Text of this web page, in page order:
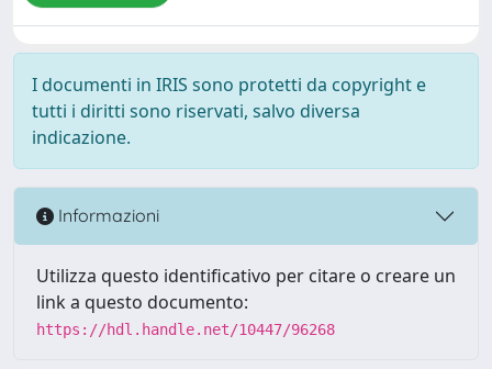
I documenti in IRIS sono protetti da copyright e
tutti i diritti sono riservati, salvo diversa
indicazione.
Informazioni
Utilizza questo identificativo per citare o creare un
link a questo documento:
https://hdl.handle.net/10447/96268